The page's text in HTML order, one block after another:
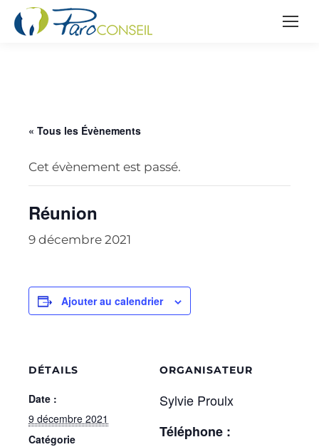
« Tous les Évènements
Cet évènement est passé.
Réunion
9 décembre 2021
Ajouter au calendrier
DÉTAILS
Date :
9 décembre 2021
Catégorie
ORGANISATEUR
Sylvie Proulx
Téléphone :